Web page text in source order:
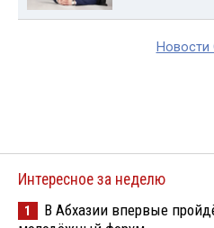
Интересное за неделю
1
В Абхазии впервые